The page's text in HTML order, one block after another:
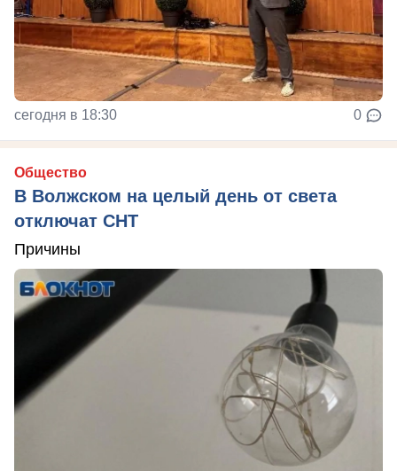
сегодня в 18:30 0
Общество
В Волжском на целый день от света
отключат СНТ
Причины